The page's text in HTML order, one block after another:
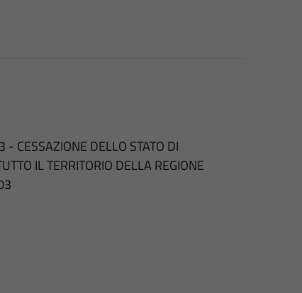
CESSAZIONE DELLO STATO DI
IL TERRITORIO DELLA REGIONE